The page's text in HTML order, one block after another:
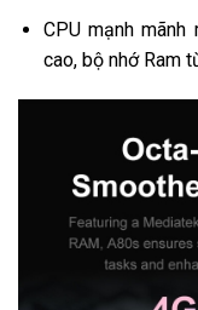
CPU mạnh
cao, bộ nhớ Ram